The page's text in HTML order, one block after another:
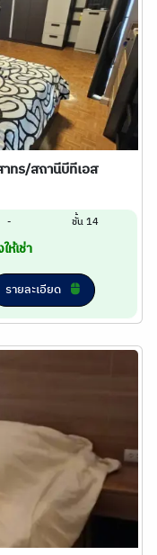
ทร/สถานีบีทีเอส
- ชั้น 14
ห้เช่า
รายละเอียด